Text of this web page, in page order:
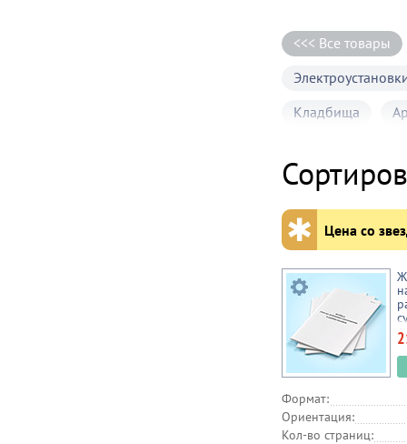
<<< Все товары
Кладбища
Здания и
Лифты
Психология
Экология
Газовое
Межотраслевые
Банки
✱ Цена со
Формат:
Ориентация:
Кол-во страниц: